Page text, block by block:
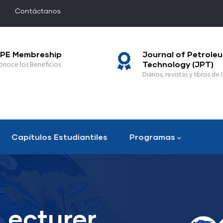
Contáctanos
Membreship
los Beneficios
Journal of
Technology (JPT)
Diarios, revistas y libros de
Capítulos Estudiantiles Programas